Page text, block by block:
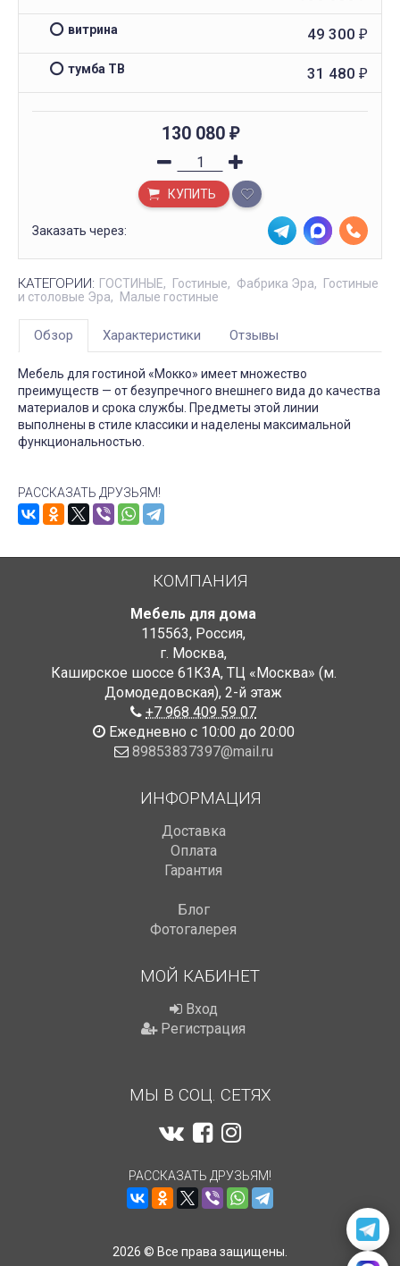
витрина 49 300 ₽
тумба ТВ 31 480 ₽
130 080 ₽
КУПИТЬ
Заказать через:
КАТЕГОРИИ: ГОСТИНЫЕ Гостиные Фабрика Эра
Гостиные
и столовые Эра
Малые гостиные
Обзор Характеристики Отзывы
Мебель для гостиной «Мокко» имеет множество
преимуществ — от безупречного внешнего вида до качества
материалов и срока службы. Предметы этой линии
выполнены в стиле классики и наделены максимальной
функциональностью.
РАССКАЗАТЬ ДРУЗЬЯМ!
КОМПАНИЯ
Мебель для дома
115563, Россия,
г. Москва,
Каширское шоссе 61К3А, ТЦ «Москва» (м.
Домодедовская), 2-й этаж
+7 968 409 59 07
Ежедневно с 10:00 до 20:00
89853837397@mail.ru
ИНФОРМАЦИЯ
Доставка
Оплата
Гарантия
Блог
Фотогалерея
МОЙ КАБИНЕТ
Вход
Регистрация
МЫ В СОЦ. СЕТЯХ
РАССКАЗАТЬ ДРУЗЬЯМ!
2026 © Все права защищены.